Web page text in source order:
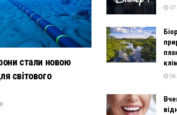
стали новою
світового
0